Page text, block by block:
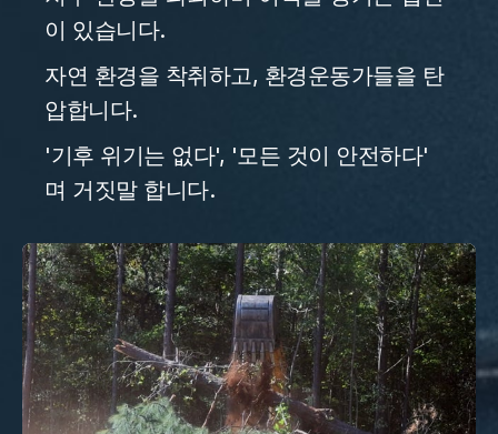
이 있습니다.
자연 환경을 착취하고, 환경운동가들을 탄
압합니다.
'기후 위기는 없다', '모든 것이 안전하다'
며 거짓말 합니다.